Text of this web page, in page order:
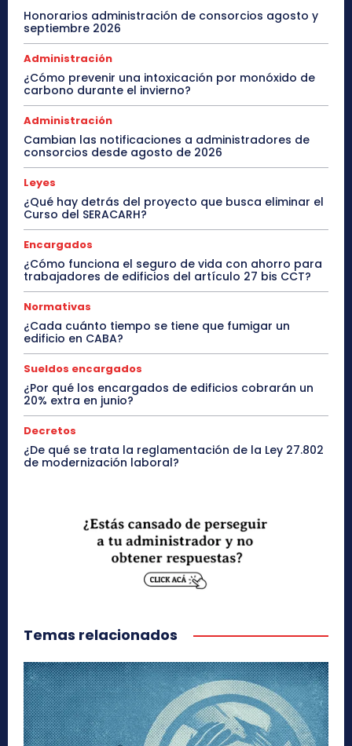
Honorarios administración de consorcios agosto y
septiembre 2026
Administración
¿Cómo prevenir una intoxicación por monóxido de
carbono durante el invierno?
Administración
Cambian las notificaciones a administradores de
consorcios desde agosto de 2026
Leyes
¿Qué hay detrás del proyecto que busca eliminar el
Curso del SERACARH?
Encargados
¿Cómo funciona el seguro de vida con ahorro para
trabajadores de edificios del artículo 27 bis CCT?
Normativas
¿Cada cuánto tiempo se tiene que fumigar un
edificio en CABA?
Sueldos encargados
¿Por qué los encargados de edificios cobrarán un
20% extra en junio?
Decretos
¿De qué se trata la reglamentación de la Ley 27.802
de modernización laboral?
Temas relacionados